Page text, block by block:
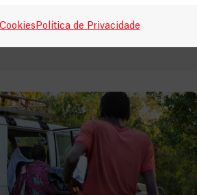
Política de Privacidade